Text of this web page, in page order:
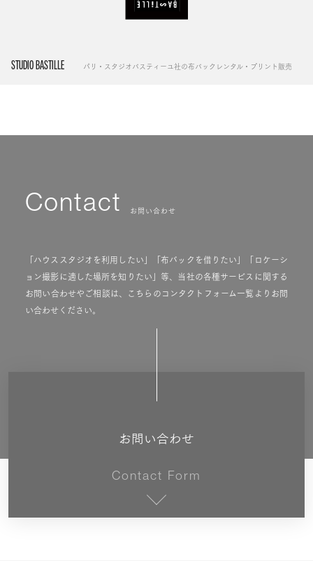
STUDIO BASTILLE パリ・スタジオバスティーユ社の布バックレンタル・プリント販売
Contact お問い合わせ
「ハウススタジオを利用したい」「布バックを借りたい」「ロケーシ
ョン撮影に適した場所を知りたい」等、当社の各種サービスに関する
お問い合わせやご相談は、こちらのコンタクトフォーム一覧よりお問
い合わせください。
お問い合わせ
Contact Form